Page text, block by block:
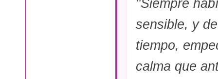
"Siempre
sensible, y
tiempo,
calma que